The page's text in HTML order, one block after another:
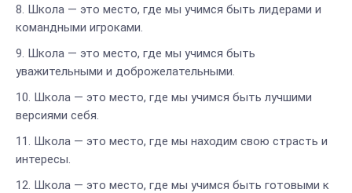
Школа — это место, где мы учимся быть лидерами и
командными игроками.
Школа — это место, где мы учимся быть
уважительными и доброжелательными.
Школа — это место, где мы учимся быть лучшими
версиями себя.
Школа — это место, где мы находим свою страсть и
интересы.
Школа — это место, где мы учимся быть готовыми к